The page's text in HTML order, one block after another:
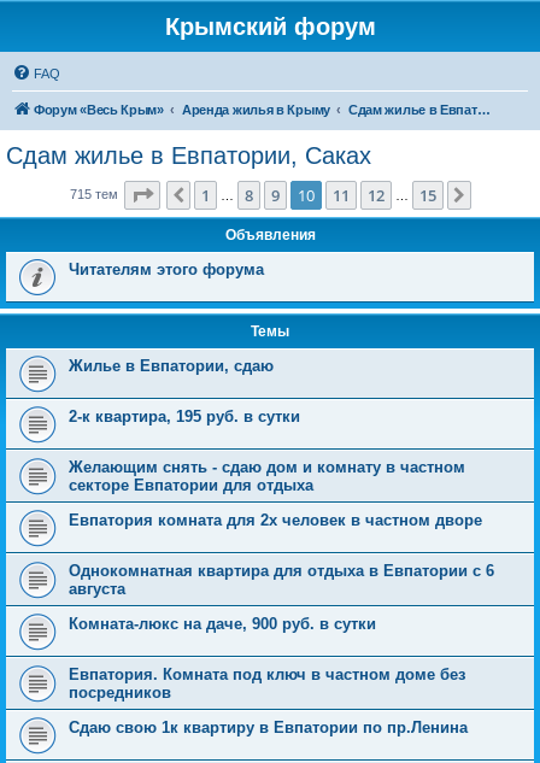
Крымский форум
FAQ
Форум «Весь Крым» Аренда жилья в Крыму Сдам жилье в Евпатории, Саках
Сдам жилье в Евпатории, Саках
715 тем Страница 10из15
Пред.
1 8 9 10 11 12 15
Объявления
Читателям этого форума
Темы
Жилье в Евпатории, сдаю
2-к квартира, 195 руб. в сутки
Желающим снять - сдаю дом и комнату в частном
секторе Евпатории для отдыха
Евпатория комната для 2х человек в частном дворе
Однокомнатная квартира для отдыха в Евпатории с 6
августа
Комната-люкс на даче, 900 руб. в сутки
Евпатория. Комната под ключ в частном доме без
посредников
Сдаю свою 1к квартиру в Евпатории по пр.Ленина